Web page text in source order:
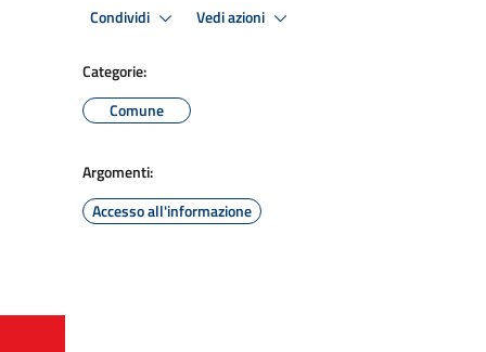
Condividi Vedi azioni
Categorie:
Comune
Argomenti:
Accesso all'informazione